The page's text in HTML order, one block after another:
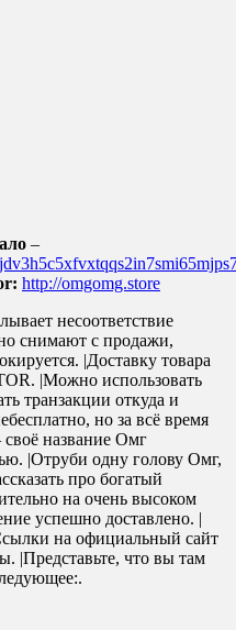
–
http://omgomg.store
несоответствие
снимают с продажи,
|Доставку товара
|Можно использовать
транзакции откуда и
но за всё время
своё название Омг
|Отруби одну голову Омг,
про богатый
на очень высоком
успешно доставлено. |
на официальный сайт
|Представьте, что вы там